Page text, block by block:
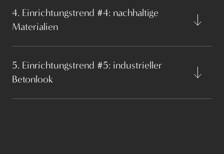
4. Einrichtungstrend #4: nachhaltige
Materialien
5. Einrichtungstrend #5: industrieller
Betonlook